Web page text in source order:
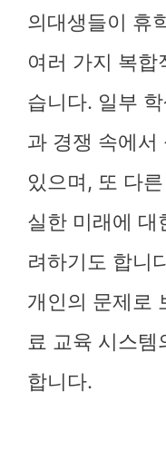
의대생들이 휴
여러 가지 복합
습니다. 일부
과 경쟁 속에서
있으며, 또 다
실한 미래에 대
려하기도 합니
개인의 문제로
료 교육 시스
합니다.